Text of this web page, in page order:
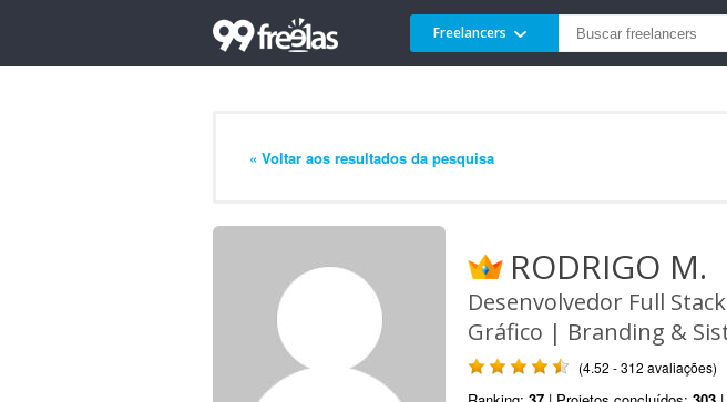
Freelancers
« Voltar aos resultados da pesquisa
RODRIGO M.
Desenvolvedor Full
Gráfico | Branding &
(4.52 - 312 avaliações)